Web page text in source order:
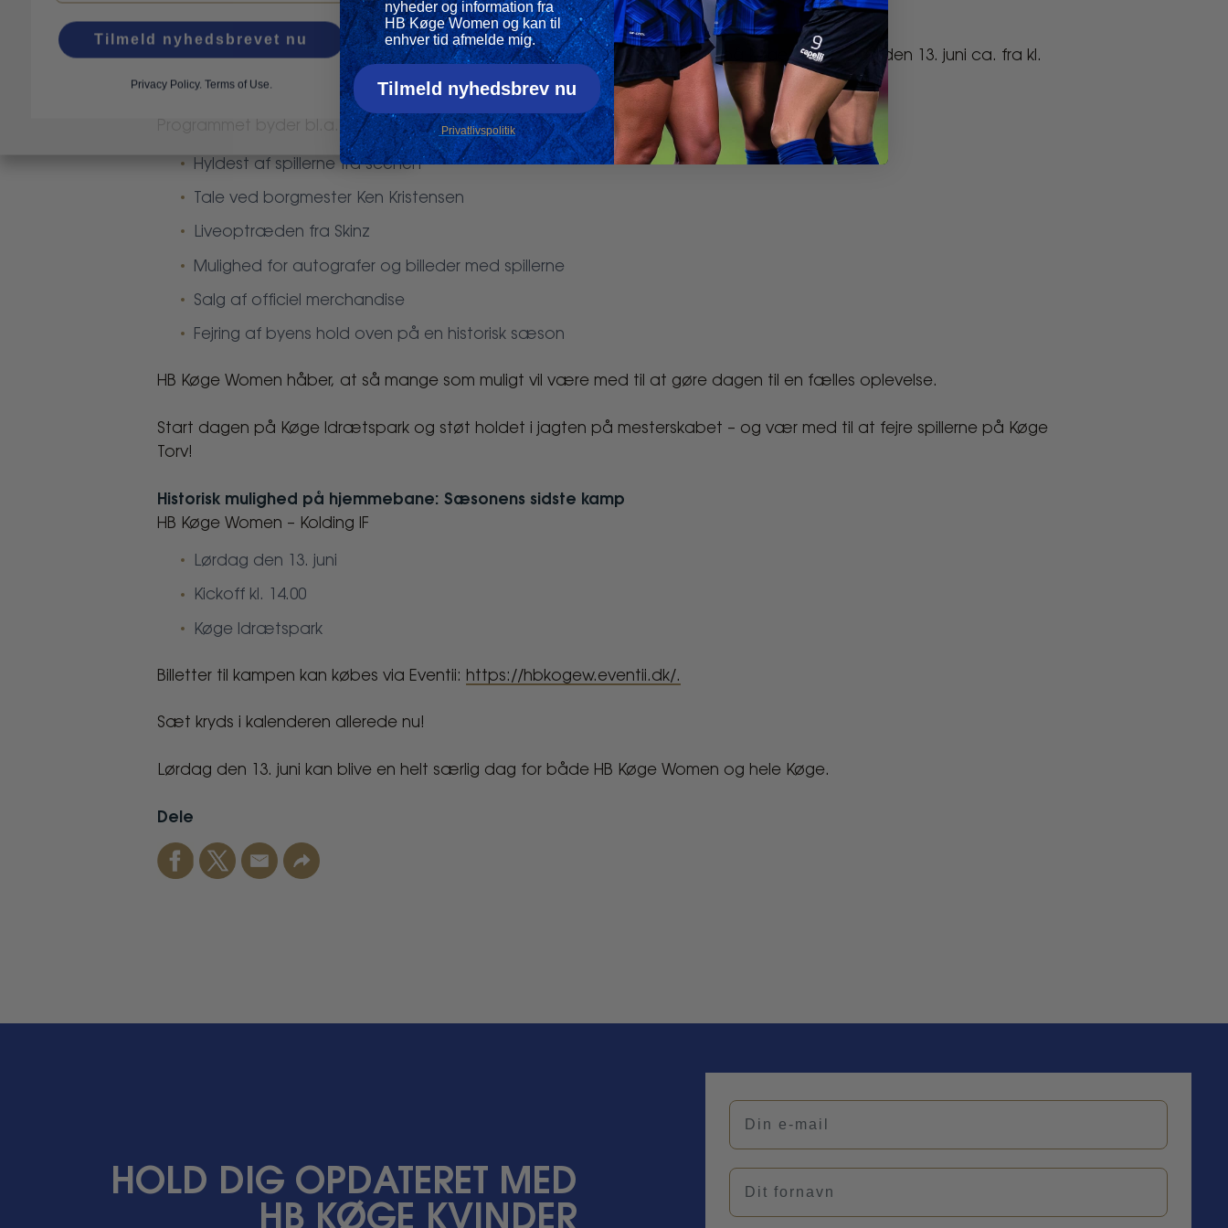
Festlig fejring på Køge Torv
I samarbejde med Køge Kommune planlægger HB Køge Women en fejring på Køge Torv lørdag den 13. juni ca. fra kl.
19.00, hvis mesterskabet sikres.
Programmet byder bl.a. på:
Hyldest af spillerne fra scenen
Tale ved borgmester Ken Kristensen
Liveoptræden fra Skinz
Mulighed for autografer og billeder med spillerne
Salg af officiel merchandise
Fejring af byens hold oven på en historisk sæson
HB Køge Women håber, at så mange som muligt vil være med til at gøre dagen til en fælles oplevelse.
Start dagen på Køge Idrætspark og støt holdet i jagten på mesterskabet – og vær med til at fejre spillerne på Køge
Torv!
Historisk mulighed på hjemmebane: Sæsonens sidste kamp
HB Køge Women – Kolding IF
Lørdag den 13. juni
Kickoff kl. 14.00
Køge Idrætspark
Billetter til kampen kan købes via Eventii: https://hbkogew.eventii.dk/.
Sæt kryds i kalenderen allerede nu!
Lørdag den 13. juni kan blive en helt særlig dag for både HB Køge Women og hele Køge.
Dele
Facebook
TwitterEmailLink
Tilmeld nyhedsbrevet nu
Privacy Policy. Terms of Use.
HOLD DIG OPDATERET MED
Din e-mail
Navn
nyheder og information fra
HB Køge Women og kan til
enhver tid afmelde mig.
Tilmeld nyhedsbrev nu
Privatlivspolitik